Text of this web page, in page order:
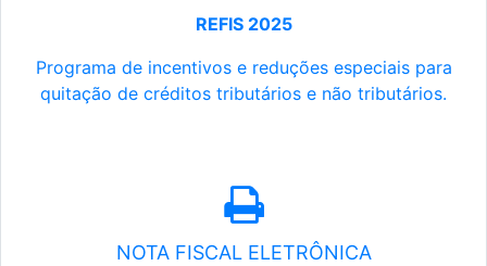
REFIS 2025
Programa de incentivos e reduções especiais para
quitação de créditos tributários e não tributários.
NOTA FISCAL ELETRÔNICA